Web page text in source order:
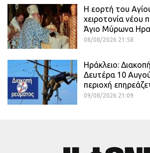
Η εορτή του
χειροτονία νέου
Άγιο Μύρωνα
08/08/2026 21:58
Ηράκλειο:
Δευτέρα 10
περιοχή
09/08/2026 21:09